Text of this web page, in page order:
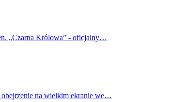
„Czarna Królowa” - oficjalny…
obejrzenie na wielkim ekranie we…